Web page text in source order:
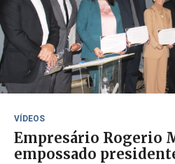
VÍDEOS
Empresário Rogerio
empossado